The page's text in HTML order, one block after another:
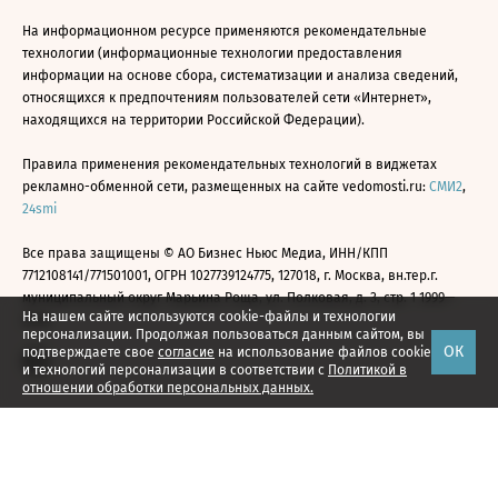
На нашем сайте используются cookie-файлы и технологии
персонализации. Продолжая пользоваться данным сайтом, вы
подтверждаете свое согласие на использование файлов cookie
и технологий персонализации в соответствии с Политикой в
отношении обработки персональных данных.
ОК
На информационном ресурсе применяются рекомендательные
технологии (информационные технологии предоставления
информации на основе сбора, систематизации и анализа сведений,
относящихся к предпочтениям пользователей сети «Интернет»,
находящихся на территории Российской Федерации).
Правила применения рекомендательных технологий в виджетах
рекламно-обменной сети, размещенных на сайте vedomosti.ru: СМИ2,
24smi
Все права защищены © АО Бизнес Ньюс Медиа, ИНН/КПП
7712108141/771501001, ОГРН 1027739124775, 127018, г. Москва, вн.тер.г.
муниципальный округ Марьина Роща, ул. Полковая, д. 3, стр. 1 1999—
2026